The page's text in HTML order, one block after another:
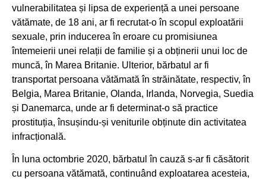
vulnerabilitatea și lipsa de experiență a unei persoane
vătămate, de 18 ani, ar fi recrutat-o în scopul exploatării
sexuale, prin inducerea în eroare cu promisiunea
întemeierii unei relații de familie și a obținerii unui loc de
muncă, în Marea Britanie. Ulterior, bărbatul ar fi
transportat persoana vătămată în străinătate, respectiv, în
Belgia, Marea Britanie, Olanda, Irlanda, Norvegia, Suedia
și Danemarca, unde ar fi determinat-o să practice
prostituția, însușindu-și veniturile obținute din activitatea
infracțională.
În luna octombrie 2020, bărbatul în cauză s-ar fi căsătorit
cu persoana vătămată, continuând exploatarea acesteia,